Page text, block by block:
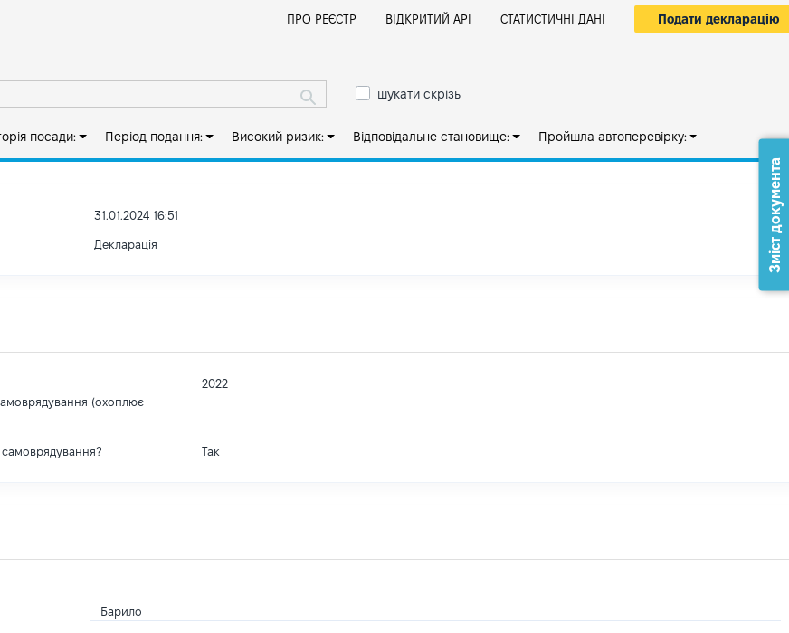
ПРО РЕЄСТР ВІДКРИТИЙ АРІ СТАТИСТИЧНІ ДАНІ Подати декларацію
шукати скрізь
посади: Період подання: Високий ризик: Відповідальне становище: Пройшла автоперевірку:
31.01.2024 16:51
Декларація
(охоплює
2022
Так
Барило
Зміст документа